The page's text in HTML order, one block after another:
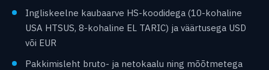
Ingliskeelne kaubaarve HS-koodidega (10-kohaline
USA HTSUS, 8-kohaline EL TARIC) ja väärtusega USD
või EUR
Pakkimisleht bruto- ja netokaalu ning mõõtmetega